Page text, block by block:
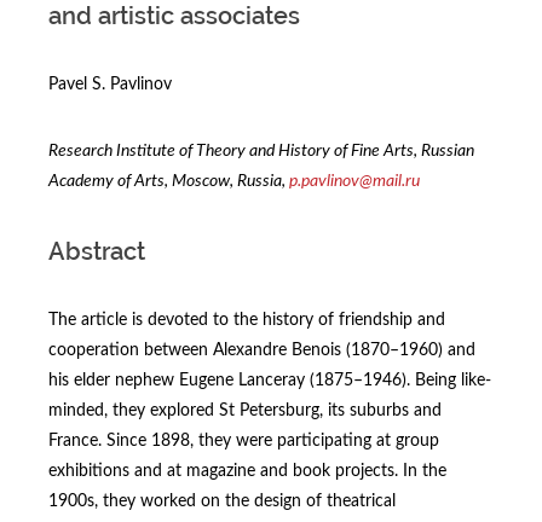
and artistic associates
Pavel S. Pavlinov
Research Institute of Theory and History of Fine Arts, Russian
Academy of Arts, Moscow, Russia, p.pavlinov@mail.ru
Abstract
The article is devoted to the history of friendship and
cooperation between Alexandre Benois (1870–1960) and
his elder nephew Eugene Lanceray (1875–1946). Being like-
minded, they explored St Petersburg, its suburbs and
France. Since 1898, they were participating at group
exhibitions and at magazine and book projects. In the
1900s, they worked on the design of theatrical